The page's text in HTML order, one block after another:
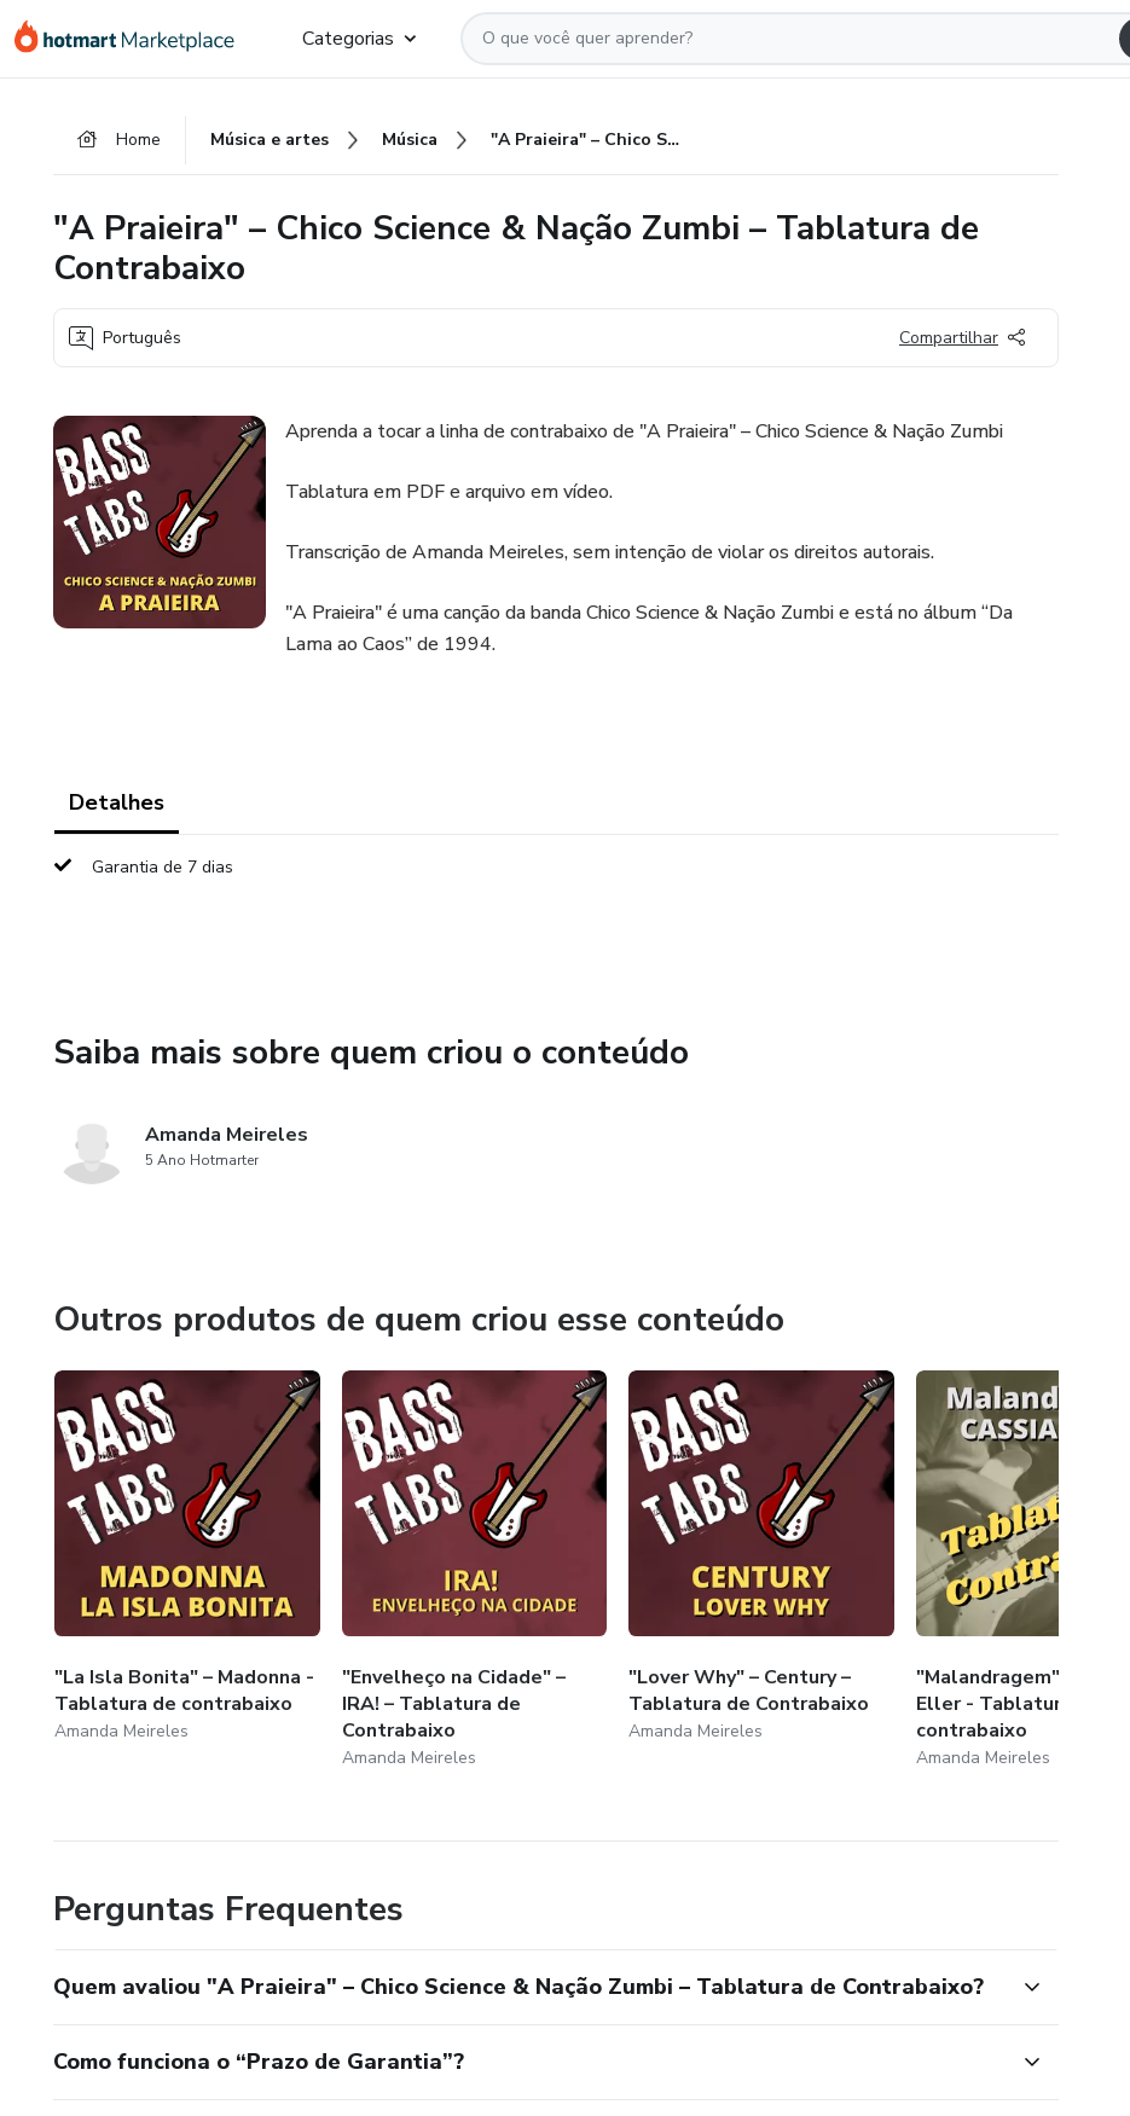
para
para
para
Categorias
Home Música e artes Música "A Praieira" – Chico Science & Nação Zumbi – Tablatura de Contrabaixo
"A Praieira" – Chico Science & Nação Zumbi – Tablatura de
Contrabaixo
Português Compartilhar
Aprenda a tocar a linha de contrabaixo de "A Praieira" – Chico Science & Nação Zumbi
Tablatura em PDF e arquivo em vídeo.
Transcrição de Amanda Meireles, sem intenção de violar os direitos autorais.
"A Praieira" é uma canção da banda Chico Science & Nação Zumbi e está no álbum “Da
Lama ao Caos” de 1994.
Detalhes
Garantia de 7 dias
Saiba mais sobre quem criou o conteúdo
Amanda Meireles
5 Ano Hotmarter
Outros produtos de quem criou esse conteúdo
"La Isla Bonita" – Madonna -
Tablatura de contrabaixo
Amanda Meireles
"Envelheço na Cidade" –
IRA! – Tablatura de
Contrabaixo
Amanda Meireles
"Lover Why" – Century –
Tablatura de Contrabaixo
Amanda Meireles
"Malandragem" – Cássia
Eller - Tablatura de
contrabaixo
Amanda Meireles
Perguntas Frequentes
Quem avaliou "A Praieira" – Chico Science & Nação Zumbi – Tablatura de Contrabaixo?
Como funciona o “Prazo de Garantia”?